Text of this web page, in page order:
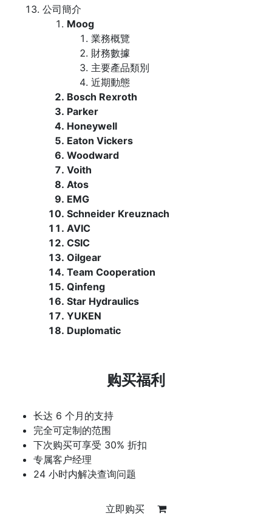
公司簡介
Moog
業務概覽
財務數據
主要產品類別
近期動態
Bosch Rexroth
Parker
Honeywell
Eaton Vickers
Woodward
Voith
Atos
EMG
Schneider Kreuznach
AVIC
CSIC
Oilgear
Team Cooperation
Qinfeng
Star Hydraulics
YUKEN
Duplomatic
购买福利
长达 6 个月的支持
完全可定制的范围
下次购买可享受 30% 折扣
专属客户经理
24 小时内解决查询问题
立即购买